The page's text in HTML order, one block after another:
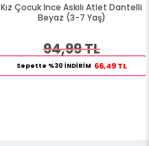
Kız Çocuk İnce Askılı Atlet Dantelli
Beyaz (3-7 Yaş)
94,99 TL
Sepette %30 İNDİRİM 66,49 TL